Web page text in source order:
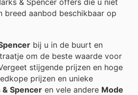
breed aanbod beschikbaar op
bij u in de buurt en
om de beste waarde voor
stijgende prijzen en hoge
prijzen en unieke
& Spencer en vele andere Mode